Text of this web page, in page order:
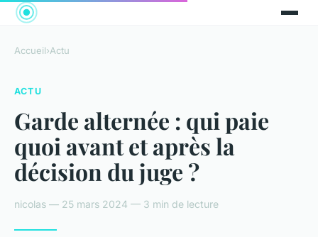
Accueil›Actu
ACTU
Garde alternée : qui paie
quoi avant et après la
décision du juge ?
nicolas — 25 mars 2024 — 3 min de lecture